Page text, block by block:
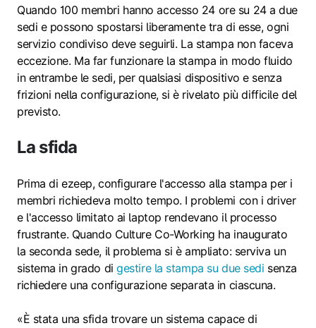
Quando 100 membri hanno accesso 24 ore su 24 a due
sedi e possono spostarsi liberamente tra di esse, ogni
servizio condiviso deve seguirli. La stampa non faceva
eccezione. Ma far funzionare la stampa in modo fluido
in entrambe le sedi, per qualsiasi dispositivo e senza
frizioni nella configurazione, si è rivelato più difficile del
previsto.
La sfida
Prima di ezeep, configurare l'accesso alla stampa per i
membri richiedeva molto tempo. I problemi con i driver
e l'accesso limitato ai laptop rendevano il processo
frustrante. Quando Culture Co-Working ha inaugurato
la seconda sede, il problema si è ampliato: serviva un
sistema in grado digestire la stampa su due sedi senza
richiedere una configurazione separata in ciascuna.
«È stata una sfida trovare un sistema capace di